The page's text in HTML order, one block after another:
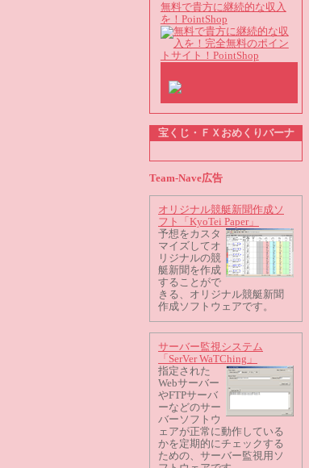
無料で貴方に継続的な収入
を！PointShop
宝くじ・ＦＸおめくりバーナ
Team-Nave広告
オリジナル競艇新聞作成ソ
フト「KyoTei Paper」
予想をカスタ
マイズしてオ
リジナルの競
艇新聞を作成
することがで
きる、オリジナル競艇新聞
作成ソフトウェアです。
サーバー監視システム
「SerVer WaTChing」
指定された
Webサーバー
やFTPサーバ
ーなどのサー
バーソフトウ
ェアが正常に動作している
かを定期的にチェックする
ための、サーバー監視用ソ